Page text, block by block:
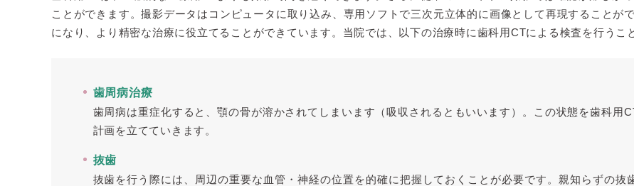
ことができます。撮影データはコンピュータに取り込み、専用ソフトで三次元立体的に画像として再現することが
になり、より精密な治療に役立てることができています。当院では、以下の治療時に歯科用CTによる検査を行うこ
歯周病治療
歯周病は重症化すると、顎の骨が溶かされてしまいます（吸収されるともいいます）。この状態を歯科用
計画を立てていきます。
抜歯
抜歯を行う際には、周辺の重要な血管・神経の位置を的確に把握しておくことが必要です。親知らずの抜